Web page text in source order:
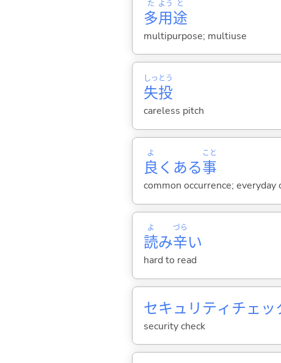
多
た
用
よう
途
と
multipurpose; multiuse
失
しっ
投
とう
careless pitch
良
よ
くある事
こと
common occurrence;
読
よ
み辛
づら
い
hard to read
セキュリティチェッ
security check